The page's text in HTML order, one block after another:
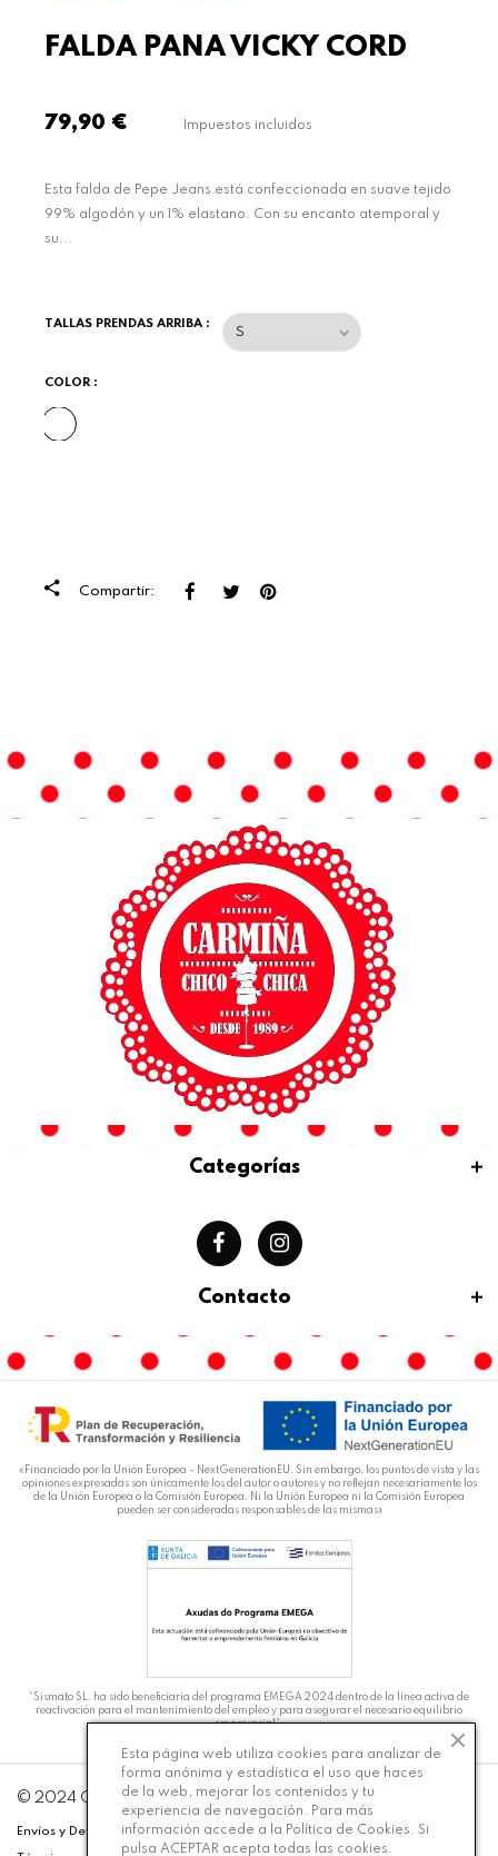
FALDA PANA VICKY CORD
79,90 € Impuestos incluidos
Esta falda de Pepe Jeans está confeccionada en suave tejido
99% algodón y un 1% elastano. Con su encanto atemporal y
su...
COLOR :
MULTICOLOR
TALLAS PRENDAS ARRIBA :
Compartir: FacebookTuitear
Categorías
Contacto
«Financiado por la Unión Europea – NextGenerationEU. Sin embargo, los puntos de vista y las
opiniones expresadas son únicamente los del autor o autores y no reflejan necesariamente los
de la Unión Europea o la Comisión Europea. Ni la Unión Europea ni la Comisión Europea
pueden ser consideradas responsables de las mismas»
“Sismato SL. ha sido beneficiaria del programa EMEGA 2024 dentro de la línea activa de
reactivación para el mantenimiento del empleo y para asegurar el necesario equilibrio
empresarial”.
© 2024 Carmiña Moda - Desarrollado porSilicon
Envíos y Devoluciones Política de Privacidad
Aviso Legal
Esta página web utiliza cookies para analizar de
forma anónima y estadística el uso que haces
de la web, mejorar los contenidos y tu
experiencia de navegación. Para más
información accede a la Política de Cookies. Si
pulsa ACEPTAR acepta todas las cookies.